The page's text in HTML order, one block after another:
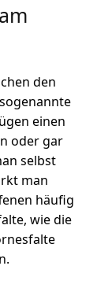
den
einen
oder gar
selbst
man
häufig
wie die